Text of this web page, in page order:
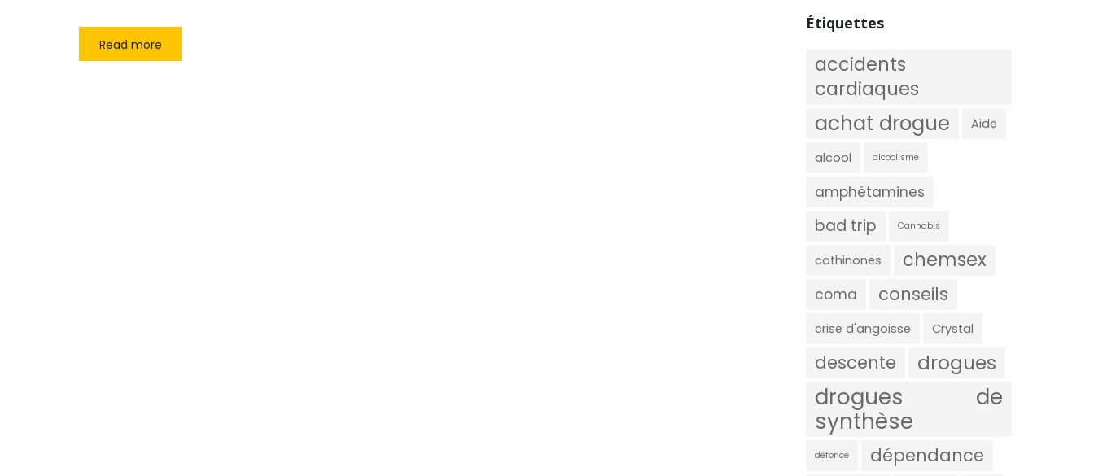
Read more
Étiquettes
accidents
cardiaques
achat drogue Aide
alcool alcoolisme
amphétamines
bad trip Cannabis
cathinones chemsex
coma conseils
crise d'angoisse Crystal
descente drogues
drogues de
synthèse
défonce dépendance